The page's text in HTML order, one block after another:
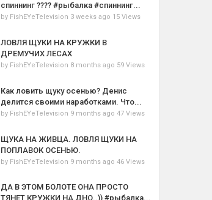
спиннинг ???? #рыбалка #спиннинг...
by FishEYeTelevision 3 weeks ago 15 Views
ЛОВЛЯ ЩУКИ НА КРУЖКИ В
ДРЕМУЧИХ ЛЕСАХ
by FishEYeTelevision 8 months ago 59 Views
Как ловить щуку осенью? Денис
делится своими наработками. Что...
by FishEYeTelevision 9 months ago 47 Views
ЩУКА НА ЖИВЦА. ЛОВЛЯ ЩУКИ НА
ПОПЛАВОК ОСЕНЬЮ.
by FishEYeTelevision 9 months ago 46 Views
ДА В ЭТОМ БОЛОТЕ ОНА ПРОСТО
ТЯНЕТ КРУЖКИ НА ДНО..)) #рыбалка...